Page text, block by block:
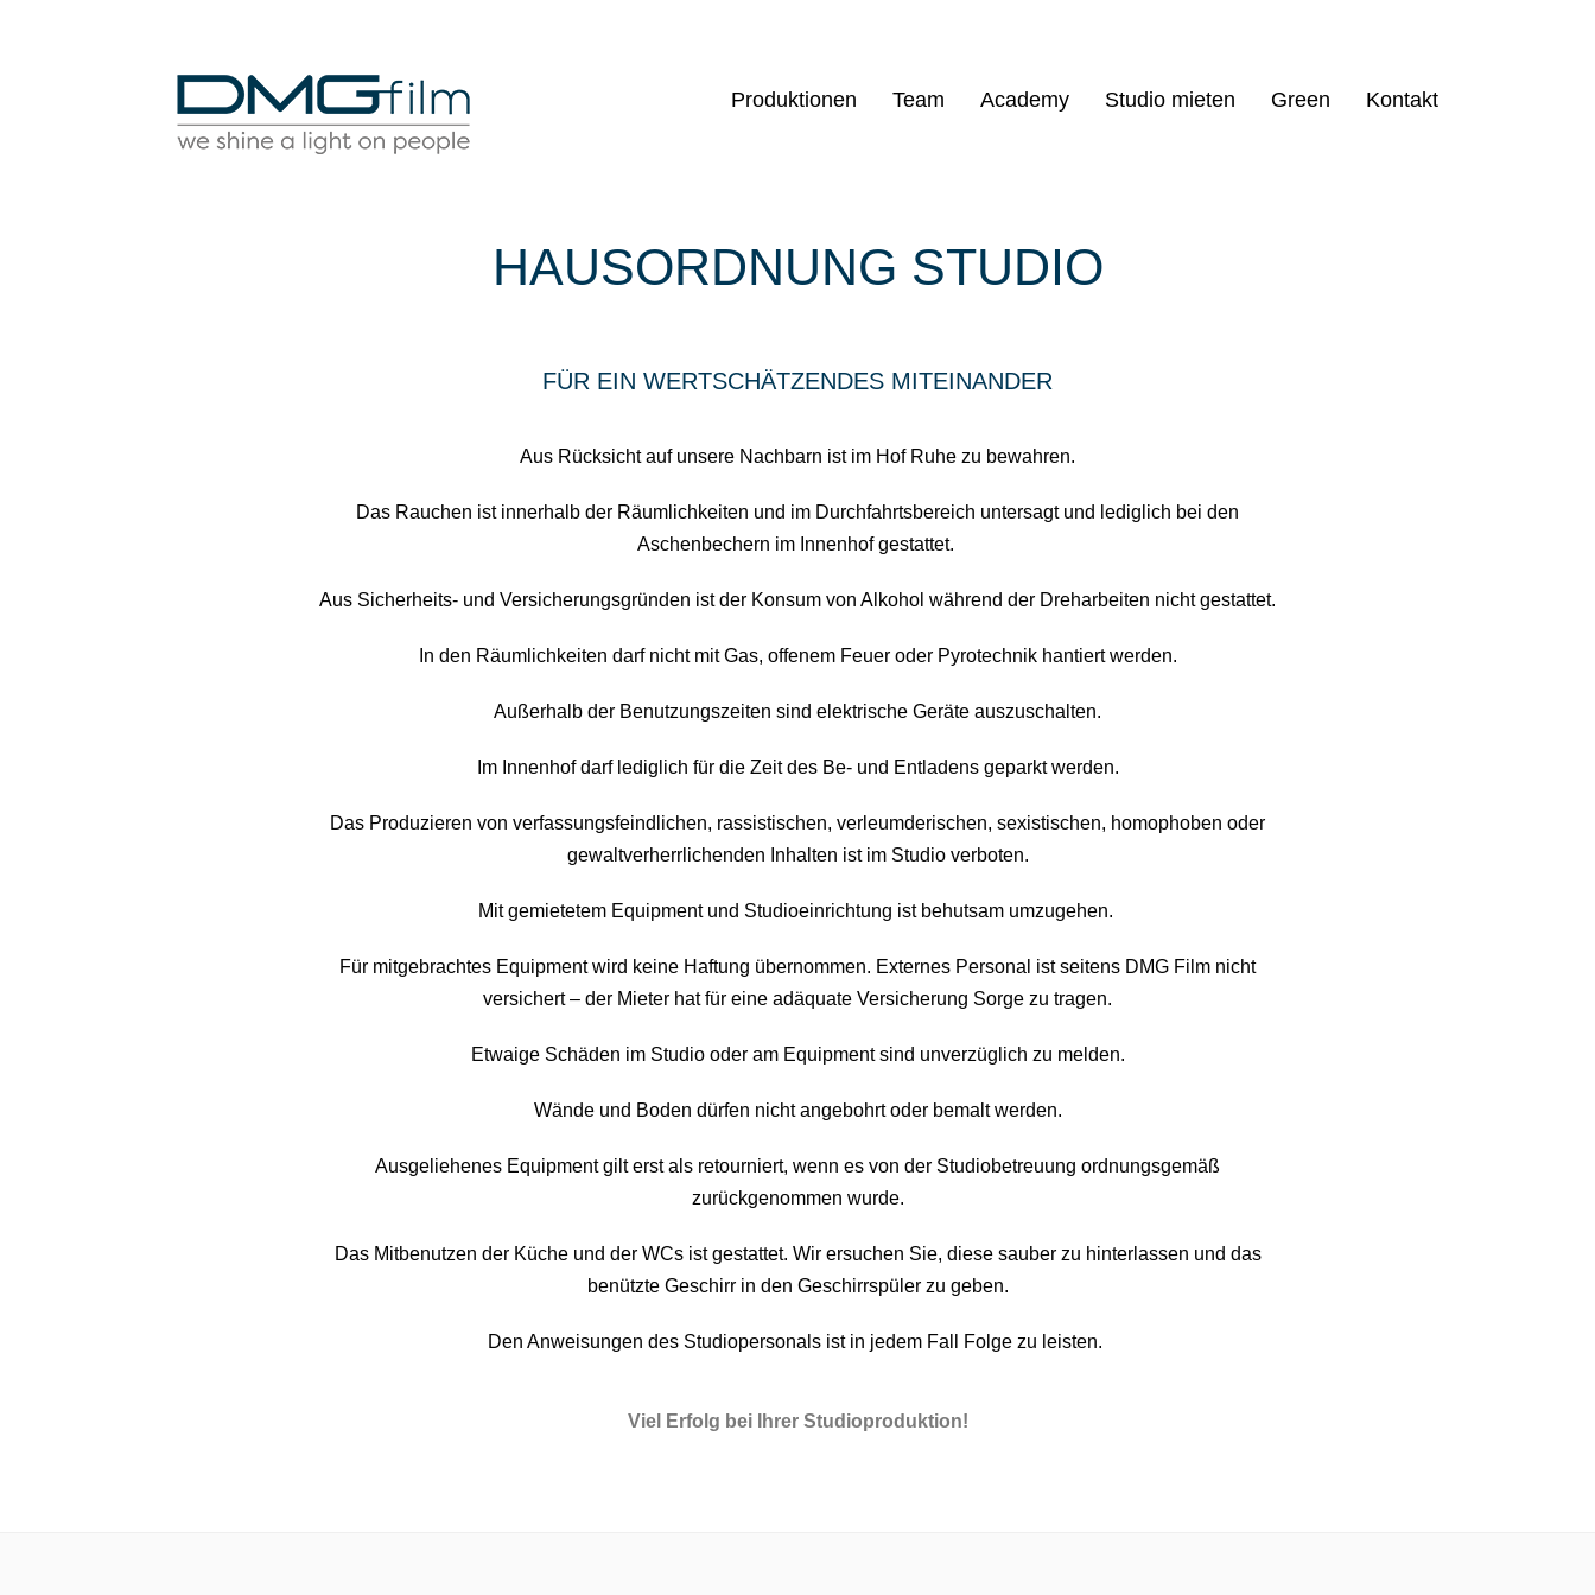
Produktionen Team Academy Studio mieten Green Kontakt
HAUSORDNUNG STUDIO
FÜR EIN WERTSCHÄTZENDES MITEINANDER
Aus Rücksicht auf unsere Nachbarn ist im Hof Ruhe zu bewahren.
Das Rauchen ist innerhalb der Räumlichkeiten und im Durchfahrtsbereich untersagt und lediglich bei den
Aschenbechern im Innenhof gestattet.
Aus Sicherheits- und Versicherungsgründen ist der Konsum von Alkohol während der Dreharbeiten nicht gestattet.
In den Räumlichkeiten darf nicht mit Gas, offenem Feuer oder Pyrotechnik hantiert werden.
Außerhalb der Benutzungszeiten sind elektrische Geräte auszuschalten.
Im Innenhof darf lediglich für die Zeit des Be- und Entladens geparkt werden.
Das Produzieren von verfassungsfeindlichen, rassistischen, verleumderischen, sexistischen, homophoben oder
gewaltverherrlichenden Inhalten ist im Studio verboten.
Mit gemietetem Equipment und Studioeinrichtung ist behutsam umzugehen.
Für mitgebrachtes Equipment wird keine Haftung übernommen. Externes Personal ist seitens DMG Film nicht
versichert – der Mieter hat für eine adäquate Versicherung Sorge zu tragen.
Etwaige Schäden im Studio oder am Equipment sind unverzüglich zu melden.
Wände und Boden dürfen nicht angebohrt oder bemalt werden.
Ausgeliehenes Equipment gilt erst als retourniert, wenn es von der Studiobetreuung ordnungsgemäß
zurückgenommen wurde.
Das Mitbenutzen der Küche und der WCs ist gestattet. Wir ersuchen Sie, diese sauber zu hinterlassen und das
benützte Geschirr in den Geschirrspüler zu geben.
Den Anweisungen des Studiopersonals ist in jedem Fall Folge zu leisten.
Viel Erfolg bei Ihrer Studioproduktion!